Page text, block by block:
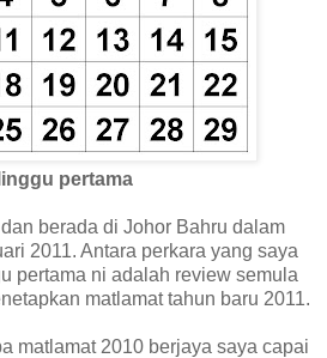
pertama
berada di Johor Bahru dalam
2011. Antara perkara yang saya
pertama ni adalah review semula
matlamat tahun baru 2011.
matlamat 2010 berjaya saya capai